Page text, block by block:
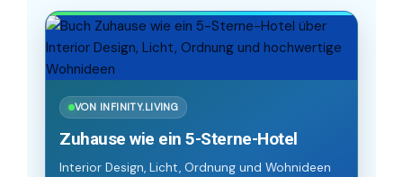
VON INFINITY.LIVING
Zuhause wie ein 5-Sterne-Hotel
Interior Design, Licht, Ordnung und Wohnideen